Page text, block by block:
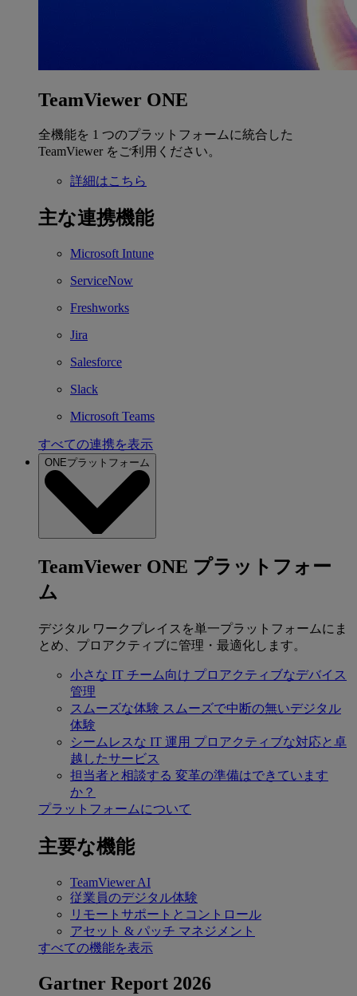
TeamViewer ONE
全機能を 1 つのプラットフォームに統合した
TeamViewer をご利用ください。
詳細はこちら
主な連携機能
Microsoft Intune
ServiceNow
Freshworks
Jira
Salesforce
Slack
Microsoft Teams
すべての連携を表示
ONEプラットフォーム
TeamViewer ONE プラットフォー
ム
デジタル ワークプレイスを単一プラットフォームにま
とめ、プロアクティブに管理・最適化します。
小さな IT チーム向け プロアクティブなデバイス
管理
スムーズな体験 スムーズで中断の無いデジタル
体験
シームレスな IT 運用 プロアクティブな対応と卓
越したサービス
担当者と相談する 変革の準備はできています
か？
プラットフォームについて
主要な機能
TeamViewer AI
従業員のデジタル体験
リモートサポートとコントロール
アセット & パッチ マネジメント
すべての機能を表示
Gartner Report 2026